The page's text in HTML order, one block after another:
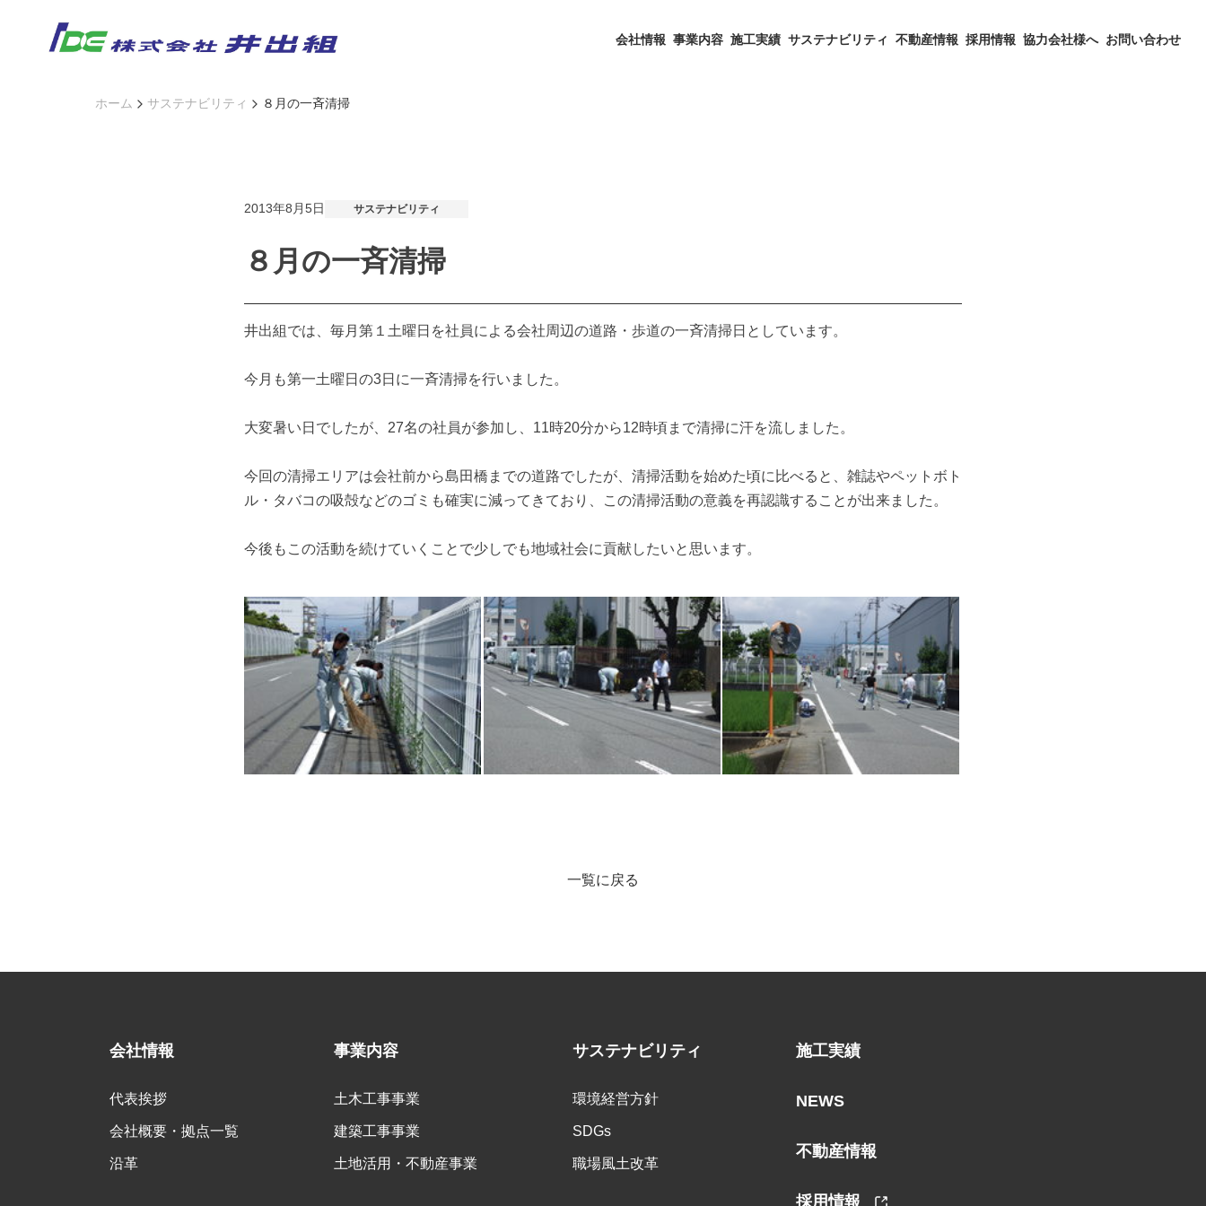
会社情報 事業内容 施工実績 サステナビリティ 不動産情報 採用情報 協力会社様へ お問い合わせ
ホーム サステナビリティ ８月の一斉清掃
2013年8月5日 サステナビリティ
８月の一斉清掃
井出組では、毎月第１土曜日を社員による会社周辺の道路・歩道の一斉清掃日としています。
今月も第一土曜日の3日に一斉清掃を行いました。
大変暑い日でしたが、27名の社員が参加し、11時20分から12時頃まで清掃に汗を流しました。
今回の清掃エリアは会社前から島田橋までの道路でしたが、清掃活動を始めた頃に比べると、雑誌やペットボト
ル・タバコの吸殻などのゴミも確実に減ってきており、この清掃活動の意義を再認識することが出来ました。
今後もこの活動を続けていくことで少しでも地域社会に貢献したいと思います。
一覧に戻る
会社情報
代表挨拶
会社概要・拠点一覧
沿革
事業内容
土木工事事業
建築工事事業
土地活用・不動産事業
サステナビリティ
環境経営方針
SDGs
職場風土改革
施工実績
NEWS
不動産情報
採用情報